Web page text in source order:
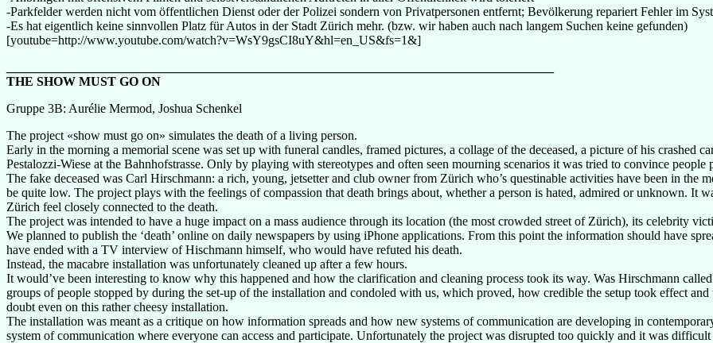
-Parkfelder werden nicht vom öffentlichen Dienst oder der Polizei sondern von Privatpersonen entfernt; Bevölkerung repariert Fehler im
-Es hat eigentlich keine sinnvollen Platz für Autos in der Stadt Zürich mehr. (bzw. wir haben auch nach langem Suchen keine gefunden)
[youtube=http://www.youtube.com/watch?v=WsY9gsCI8uY&hl=en_US&fs=1&]
THE SHOW MUST GO ON
Gruppe 3B: Aurélie Mermod, Joshua Schenkel
The project «show must go on» simulates the death of a living person.
Early in the morning a memorial scene was set up with funeral candles, framed pictures, a collage of the deceased, a picture of his crashed
Pestalozzi-Wiese at the Bahnhofstrasse. Only by playing with stereotypes and often seen mourning scenarios it was tried to convince
The fake deceased was Carl Hirschmann: a rich, young, jetsetter and club owner from Zürich who’s questinable activities have been in the
be quite low. The project plays with the feelings of compassion that death brings about, whether a person is hated, admired or unknown. It
Zürich feel closely connected to the death.
The project was intended to have a huge impact on a mass audience through its location (the most crowded street of Zürich), its celebrity
We planned to publish the ‘death’ online on daily newspapers by using iPhone applications. From this point the information should have
have ended with a TV interview of Hischmann himself, who would have refuted his death.
Instead, the macabre installation was unfortunately cleaned up after a few hours.
It would’ve been interesting to know why this happened and how the clarification and cleaning process took its way. Was Hirschmann
groups of people stopped by during the set-up of the installation and condoled with us, which proved, how credible the setup took effect
doubt even on this rather cheesy installation.
The installation was meant as a critique on how information spreads and how new systems of communication are developing in
system of communication where everyone can access and participate. Unfortunately the project was disrupted too quickly and it was